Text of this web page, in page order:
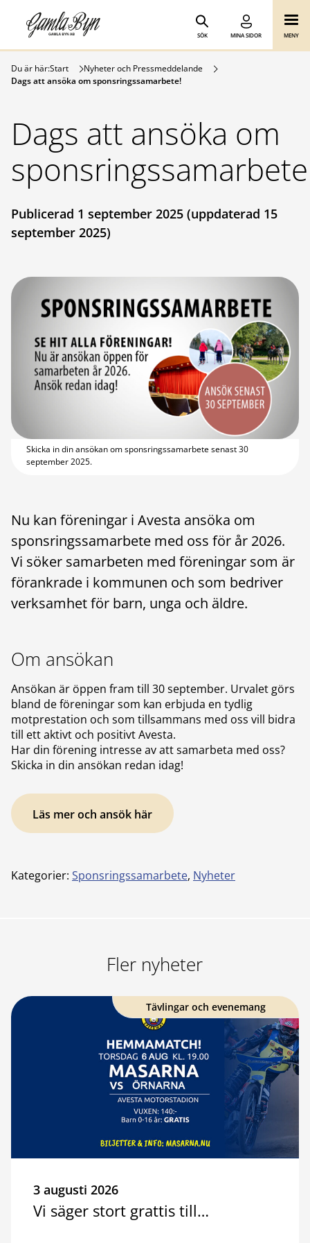
Hoppa till innehåll
Gamla Byn AB
SÖK MINA SIDOR MENY
Du är här:Start
Nyheter och Pressmeddelande
Dags att ansöka om sponsringssamarbete!
Dags att ansöka om
Publicerad 1 september 2025 (uppdaterad 15
september 2025)
Skicka in din ansökan om sponsringssamarbete senast 30
september 2025.
Nu kan föreningar i Avesta ansöka om
sponsringssamarbete med oss för år 2026.
Vi söker samarbeten med föreningar som är
förankrade i kommunen och som bedriver
verksamhet för barn, unga och äldre.
Om ansökan
Ansökan är öppen fram till 30 september. Urvalet görs
bland de föreningar som kan erbjuda en tydlig
motprestation och som tillsammans med oss vill bidra
till ett aktivt och positivt Avesta.
Har din förening intresse av att samarbeta med oss?
Skicka in din ansökan redan idag!
Läs mer och ansök här
Kategorier: Sponsringssamarbete, Nyheter
Fler nyheter
Tävlingar och evenemang
3 augusti 2026
Vi säger stort grattis till…